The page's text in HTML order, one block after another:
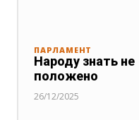
ПАРЛАМЕНТ
Народу знать не
положено
26/12/2025